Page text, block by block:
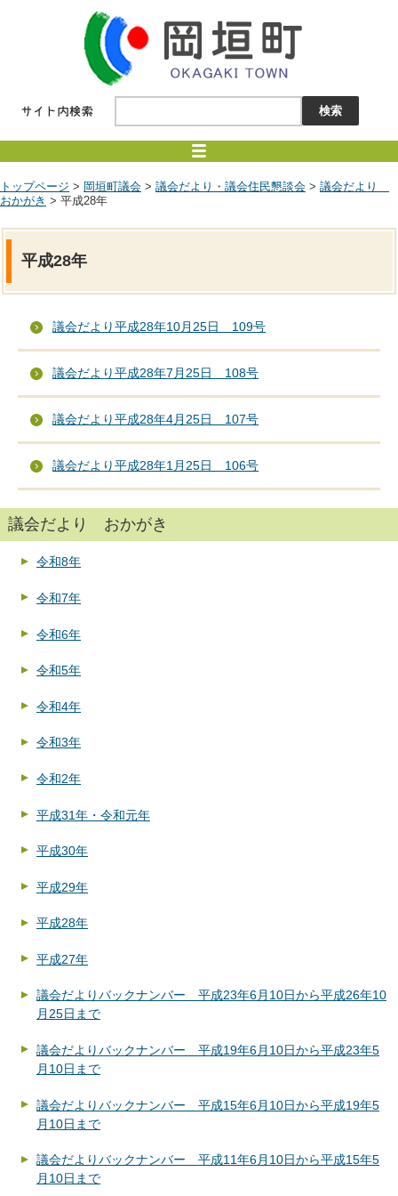
トップページ > 岡垣町議会 > 議会だより・議会住民懇談会 > 議会だより
おかがき > 平成28年
平成28年
議会だより平成28年10月25日 109号
議会だより平成28年7月25日 108号
議会だより平成28年4月25日 107号
議会だより平成28年1月25日 106号
議会だより おかがき
令和8年
令和7年
令和6年
令和5年
令和4年
令和3年
令和2年
平成31年・令和元年
平成30年
平成29年
平成28年
平成27年
議会だよりバックナンバー 平成23年6月10日から平成26年10
月25日まで
議会だよりバックナンバー 平成19年6月10日から平成23年5
月10日まで
議会だよりバックナンバー 平成15年6月10日から平成19年5
月10日まで
議会だよりバックナンバー 平成11年6月10日から平成15年5
月10日まで